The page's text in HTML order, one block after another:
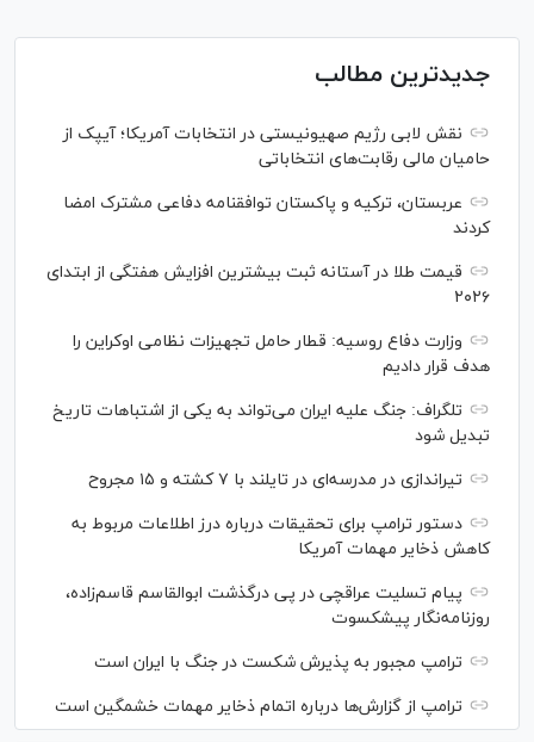
جدیدترین مطالب
نقش لابی رژیم صهیونیستی در انتخابات آمریکا؛ آیپک از
حامیان مالی رقابت‌های انتخاباتی
عربستان، ترکیه و پاکستان توافقنامه دفاعی مشترک امضا
کردند
قیمت طلا در آستانه ثبت بیشترین افزایش هفتگی از ابتدای
۲۰۲۶
وزارت دفاع روسیه: قطار حامل تجهیزات نظامی اوکراین را
هدف قرار دادیم
تلگراف: جنگ علیه ایران می‌تواند به یکی از اشتباهات تاریخ
تبدیل شود
تیراندازی در مدرسه‌ای در تایلند با ۷ کشته و ۱۵ مجروح
دستور ترامپ برای تحقیقات درباره درز اطلاعات مربوط به
کاهش ذخایر مهمات آمریکا
پیام تسلیت عراقچی در پی درگذشت ابوالقاسم قاسم‌زاده،
روزنامه‌نگار پیشکسوت
ترامپ مجبور به پذیرش شکست در جنگ با ایران است
ترامپ از گزارش‌ها درباره اتمام ذخایر مهمات خشمگین است